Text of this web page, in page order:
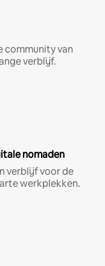
community van
verblijf.
nomaden
verblijf voor de
werkplekken.